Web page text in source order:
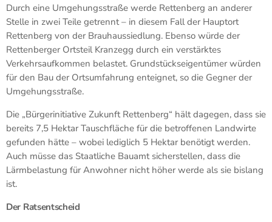
Durch eine Umgehungsstraße werde Rettenberg an anderer
Stelle in zwei Teile getrennt – in diesem Fall der Hauptort
Rettenberg von der Brauhaussiedlung. Ebenso würde der
Rettenberger Ortsteil Kranzegg durch ein verstärktes
Verkehrsaufkommen belastet. Grundstückseigentümer würden
für den Bau der Ortsumfahrung enteignet, so die Gegner der
Umgehungsstraße.
Die „Bürgerinitiative Zukunft Rettenberg“ hält dagegen, dass sie
bereits 7,5 Hektar Tauschfläche für die betroffenen Landwirte
gefunden hätte – wobei lediglich 5 Hektar benötigt werden.
Auch müsse das Staatliche Bauamt sicherstellen, dass die
Lärmbelastung für Anwohner nicht höher werde als sie bislang
ist.
Der Ratsentscheid